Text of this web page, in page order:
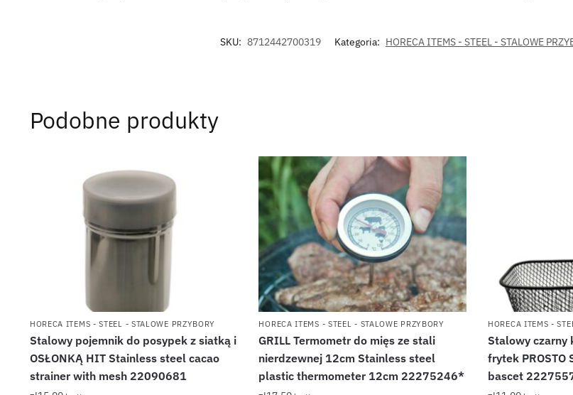
SKU: 8712442700319 Kategoria: HORECA ITEMS - STEEL - STALOWE
Podobne produkty
HORECA ITEMS - STEEL - STALOWE PRZYBORY
Stalowy pojemnik do posypek z siatką i
OSŁONKĄ HIT Stainless steel cacao
strainer with mesh 22090681
HORECA ITEMS - STEEL - STALOWE PRZYBORY
GRILL Termometr do mięs ze stali
nierdzewnej 12cm Stainless steel
plastic thermometer 12cm 22275246*
HORECA ITEMS -
Stalowy czarny
frytek PROSTO
bascet